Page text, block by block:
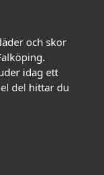
och skor
idag ett
del hittar du